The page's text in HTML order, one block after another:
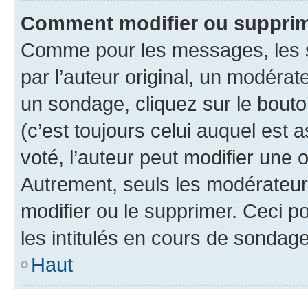
Comment modifier ou
Comme pour les messages,
par l’auteur original, un
un sondage, cliquez sur le
(c’est toujours celui auquel est
voté, l’auteur peut modifier une
Autrement, seuls les
modifier ou le supprimer. Ceci
les intitulés en cours de
Haut